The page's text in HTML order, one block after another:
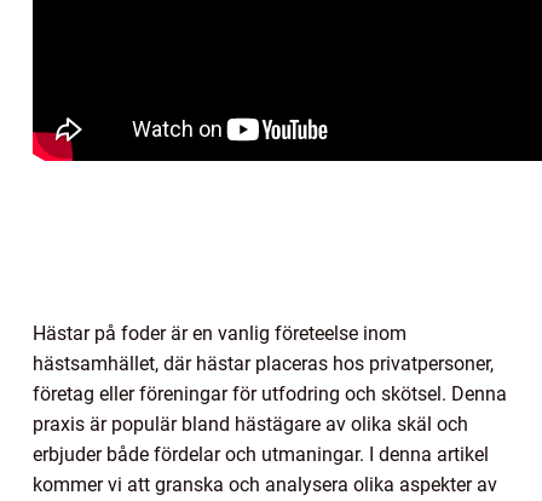
Hästar på foder är en vanlig företeelse inom
hästsamhället, där hästar placeras hos privatpersoner,
företag eller föreningar för utfodring och skötsel. Denna
praxis är populär bland hästägare av olika skäl och
erbjuder både fördelar och utmaningar. I denna artikel
kommer vi att granska och analysera olika aspekter av